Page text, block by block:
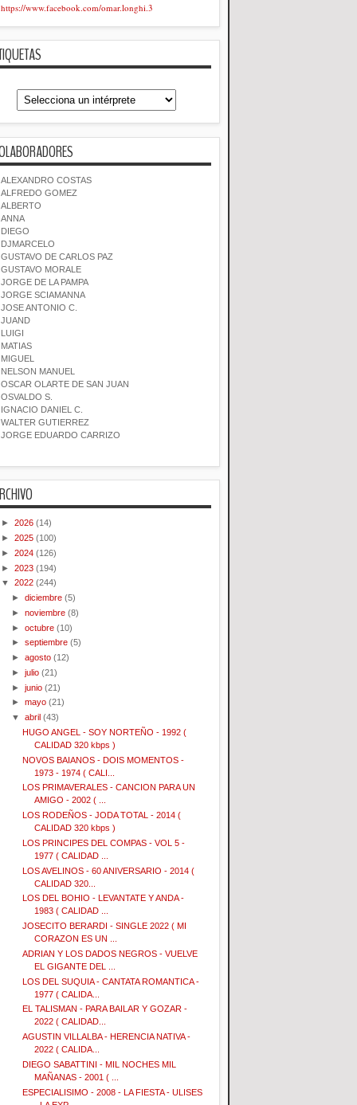
https://www.facebook.com/omar.longhi.3
ALEXANDRO COSTAS
ALFREDO GOMEZ
ALBERTO
ANNA
DIEGO
DJMARCELO
GUSTAVO DE CARLOS PAZ
GUSTAVO MORALE
JORGE DE LA PAMPA
JORGE SCIAMANNA
JOSE ANTONIO C.
JUAND
LUIGI
MATIAS
MIGUEL
NELSON MANUEL
OSCAR OLARTE DE SAN JUAN
OSVALDO S.
IGNACIO DANIEL C.
WALTER GUTIERREZ
JORGE EDUARDO CARRIZO
► 2026 (14)
► 2025 (100)
► 2024 (126)
► 2023 (194)
▼ 2022 (244)
►diciembre (5)
►noviembre (8)
►octubre (10)
►septiembre (5)
►agosto (12)
►julio (21)
►junio (21)
►mayo (21)
▼abril (43)
HUGO ANGEL - SOY NORTEÑO - 1992 (
CALIDAD 320 kbps )
NOVOS BAIANOS - DOIS MOMENTOS -
1973 - 1974 ( CALI...
LOS PRIMAVERALES - CANCION PARA UN
AMIGO - 2002 ( ...
LOS RODEÑOS - JODA TOTAL - 2014 (
CALIDAD 320 kbps )
LOS PRINCIPES DEL COMPAS - VOL 5 -
1977 ( CALIDAD ...
LOS AVELINOS - 60 ANIVERSARIO - 2014 (
CALIDAD 320...
LOS DEL BOHIO - LEVANTATE Y ANDA -
1983 ( CALIDAD ...
JOSECITO BERARDI - SINGLE 2022 ( MI
CORAZON ES UN ...
ADRIAN Y LOS DADOS NEGROS - VUELVE
EL GIGANTE DEL ...
LOS DEL SUQUIA - CANTATA ROMANTICA -
1977 ( CALIDA...
EL TALISMAN - PARA BAILAR Y GOZAR -
2022 ( CALIDAD...
AGUSTIN VILLALBA - HERENCIA NATIVA -
2022 ( CALIDA...
DIEGO SABATTINI - MIL NOCHES MIL
MAÑANAS - 2001 ( ...
ESPECIALISIMO - 2008 - LA FIESTA - ULISES